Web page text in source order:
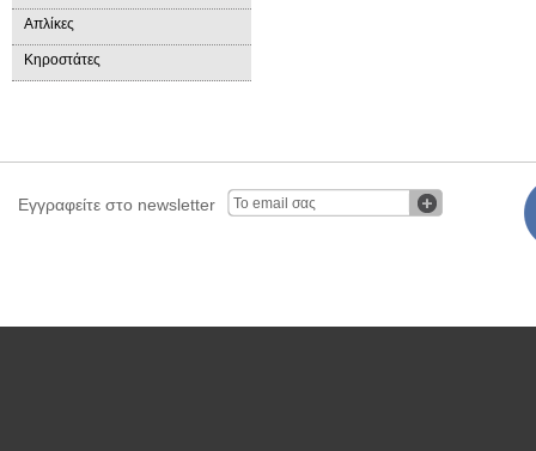
Απλίκες
Κηροστάτες
Εγγραφείτε στο newsletter